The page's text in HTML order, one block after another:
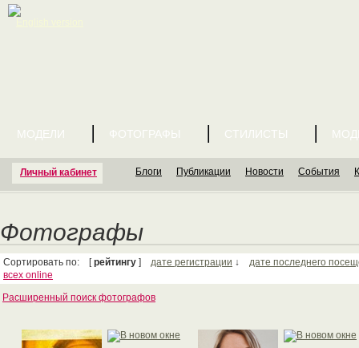
Личный кабинет
МОДЕЛИ ФОТОГРАФЫ СТИЛИСТЫ
Блоги Публикации Новости События
Фотографы
Сортировать по: [рейтингу ] дате регистрации ↓ дате последнего
всех online
Расширенный поиск фотографов